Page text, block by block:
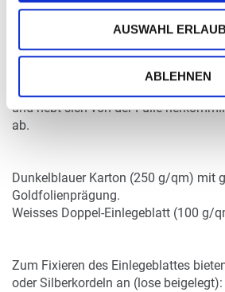
AUSWAHL
ABLEHNEN
festliches Erscheinungsbild.
Diese elegante Optik gibt Ihren
und hebt sich von der Fülle
ab.
Dunkelblauer Karton (250 g/qm) mit
Goldfolienprägung.
Weisses Doppel-Einlegeblatt (100 g/
Zum Fixieren des Einlegeblattes
oder Silberkordeln an (lose beigelegt):